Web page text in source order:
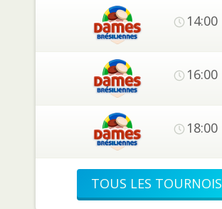
14:00
16:00
18:00
TOUS LES TOURNOIS